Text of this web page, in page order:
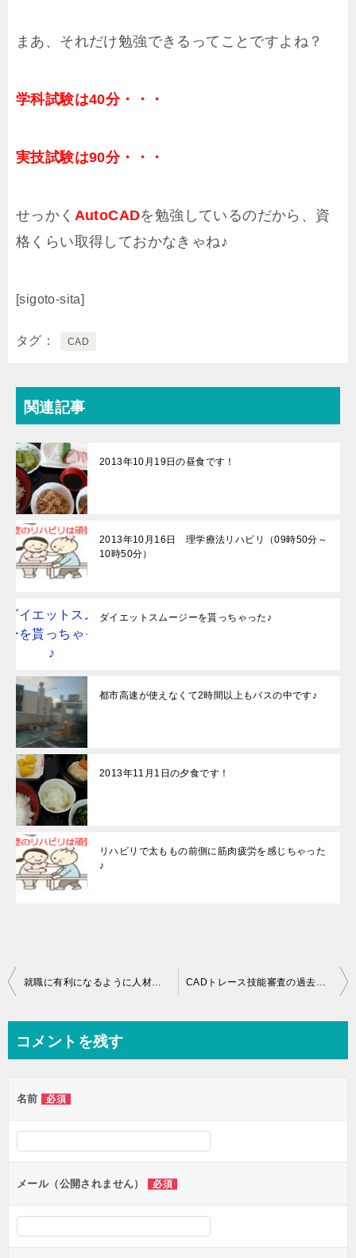
まあ、それだけ勉強できるってことですよね？
学科試験は40分・・・
実技試験は90分・・・
せっかく AutoCADを勉強しているのだから、資
格くらい取得しておかなきゃね♪
[sigoto-sita]
タグ CAD
関連記事
2013年10月19日の昼食です！
2013年10月16日 理学療法リハビリ（09時50分～
10時50分）
ダイエットスムージーを貰っちゃった♪
都市高速が使えなくて2時間以上もバスの中です♪
2013年11月1日の夕食です！
リハビリで太ももの前側に筋肉疲労を感じちゃった
♪
投
ビ
ー
シ
ン
就職に有利になるように人材情報とジョブカードを入力しました♪ CADトレース技能審査の過去問題をやりまくっています♪
コメントを残す
名前 必須
メール（公開されません） 必須